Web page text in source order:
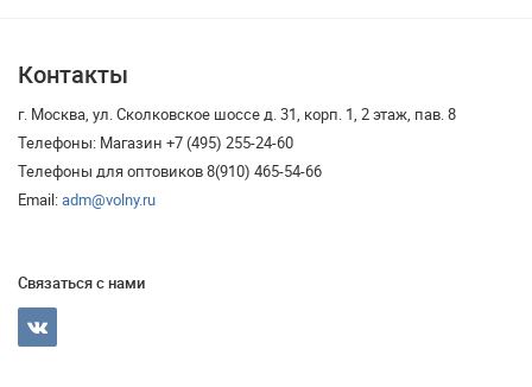
Контакты
г. Москва, ул. Сколковское шоссе д. 31, корп. 1, 2 этаж, пав. 8
Телефоны: Магазин +7 (495) 255-24-60
Телефоны для оптовиков 8(910) 465-54-66
Email:adm@volny.ru
Связаться с нами